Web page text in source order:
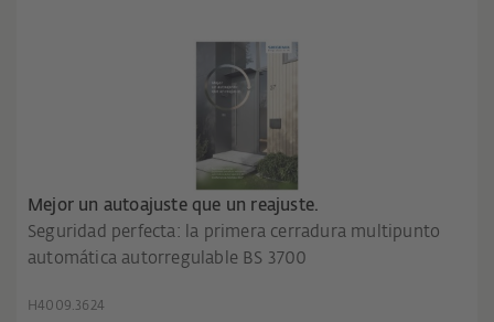
Mejor un autoajuste que un reajuste.
Seguridad perfecta: la primera cerradura multipunto
automática autorregulable BS 3700
H4009.3624